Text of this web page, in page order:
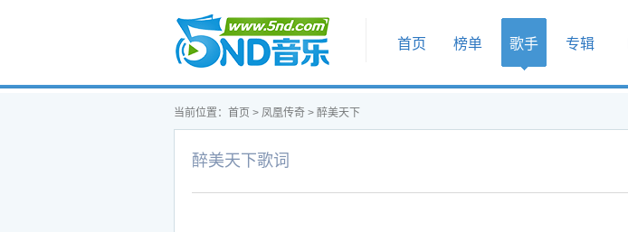
首页
首页 榜单 歌手 专辑
当前位置： 首页 > 凤凰传奇 > 醉美天下
醉美天下歌词